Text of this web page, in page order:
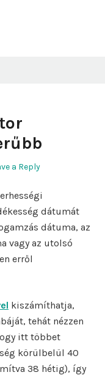
a Reply
dátumát
dátuma, az
vagy az utolsó
erről
kiszámíthatja,
tehát nézzen
itt többet
körülbelül 40
38 hétig), így